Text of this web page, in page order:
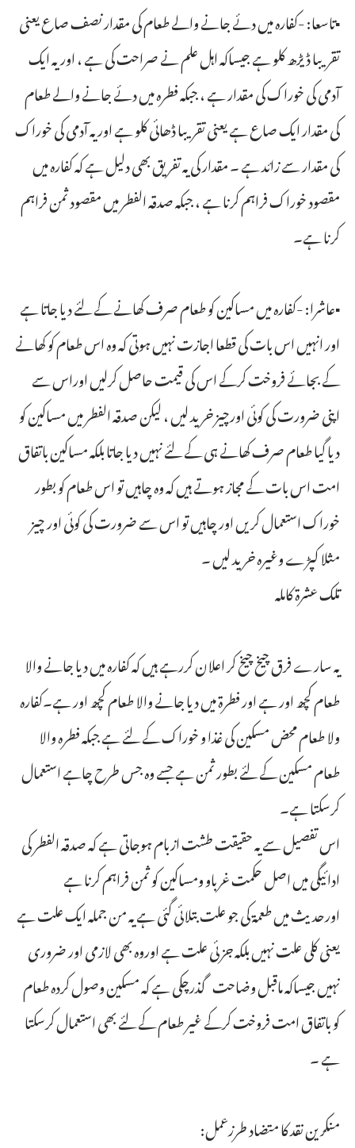
▪تاسعا: -کفارہ میں دئے جانے والے طعام کی مقدار نصف صاع یعنی
تقریبا ڈیڑھ کلو ہے جیساکہ اہل علم نے صراحت کی ہے ، اوریہ ایک
آدمی کی خوراک کی مقدار ہے ، جبکہ فطرہ میں دئے جانے والے طعام
کی مقدار ایک صاع ہے یعنی تقریبا ڈھائی کلو ہے اور یہ آدمی کی خوراک
کی مقدار سے زائد ہے ۔ مقدار کی یہ تفریق بھی دلیل ہے کہ کفارہ میں
مقصود خوراک فراہم کرنا ہے ، جبکہ صدقہ الفطر میں مقصود ثمن فراہم
کرنا ہے۔
▪عاشرا: -کفارہ میں مساکین کو طعام صرف کھانے کے لئے دیا جاتا ہے
اور انہیں اس بات کی قطعا اجازت نہیں ہوتی کہ وہ اس طعام کو کھانے
کے بجائے فروخت کرکے اس کی قیمت حاصل کرلیں اوراس سے
اپنی ضرورت کی کوئی اورچیز خرید لیں ، لیکن صدقہ الفطر میں مساکین کو
دیا گیا طعام صرف کھانے ہی کے لئے نہیں دیا جاتا بلکہ مساکین باتفاق
امت اس بات کے مجاز ہوتے ہیں کہ وہ چاہیں تو اس طعام کو بطور
خوراک استعمال کریں اور چاہیں تو اس سے ضرورت کی کوئی اور چیز
مثلا کپڑے وغیرہ خرید لیں ۔
تلک عشرۃ کاملہ
یہ سارے فرق چیخ چیخ کر اعلان کررہے ہیں کہ کفارہ میں دیا جانے والا
طعام کچھ اور ہے اور فطرۃ میں دیا جانے والا طعام کچھ اور ہے۔کفارہ
ولا طعام محض مسکین کی غذا و خوراک کے لئے ہے جبکہ فطرہ والا
طعام مسکین کے لئے بطور ثمن ہے جسے وہ جس طرح چاہے استعمال
کرسکتا ہے۔
اس تفصیل سے یہ حقیقت طشت ازبام ہوجاتی ہے کہ صدقہ الفطر کی
ادائیگی میں اصل حکمت غرباو ومساکین کو ثمن فراہم کرنا ہے
اورحدیث میں طعمۃ کی جو علت بتلائی گئی ہے یہ من جملہ ایک علت ہے
یعنی کلی علت نہیں بلکہ جزئی علت ہے اوروہ بھی لازمی اور ضروری
نہیں جیساکہ ماقبل وضاحت گذرچکی ہے کہ مسکین وصول کردہ طعام
کو باتفاق امت فروخت کرکے غیر طعام کے لئے بھی استعمال کرسکتا
ہے ۔
منکرین نقد کا متضاد طرزعمل: